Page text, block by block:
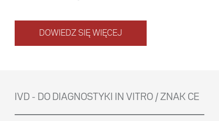
DOWIEDZ SIĘ WIĘCEJ
IVD - DO DIAGNOSTYKI IN VITRO / ZNAK CE